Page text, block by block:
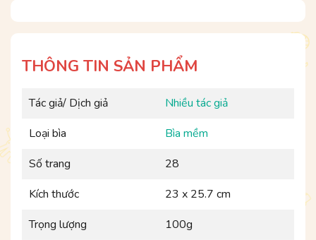
THÔNG TIN SẢN PHẨM
Tác giả/ Dịch giả
Nhiều tác giả
Loại bìa
Bìa mềm
Số trang
28
Kích thước
23 x 25.7 cm
Trọng lượng
100g